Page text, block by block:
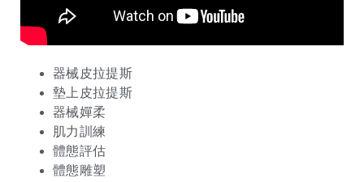
器械皮拉提斯
墊上皮拉提斯
器械嬋柔
肌力訓練
體態評估
體態雕塑